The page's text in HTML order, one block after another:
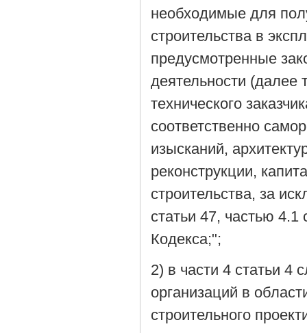
необходимые для
строительства в
предусмотренные
деятельности (далее
технического
соответственно
изысканий,
реконструкции,
строительства, за
статьи 47, частью 4.1
Кодекса;";
2) в части 4 статьи 4
организаций в
строительного